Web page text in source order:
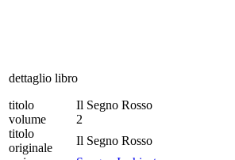
dettaglio libro
titolo
Il Segno Rosso
volume
2
titolo
originale
Il Segno Rosso